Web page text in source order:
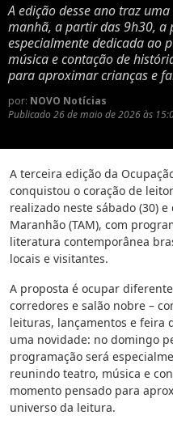
A edição desse ano traz
manhã, a partir das 9h30, a
especialmente dedicada ao
música e contação de
para aproximar crianças e
por: NOVO Notícias
Publicado 26 de maio de 2026 às
A terceira edição da
conquistou o coração de
realizado neste sábado (30)
Maranhão (TAM), com
literatura contemporânea
locais e visitantes.
A proposta é ocupar
corredores e salão nobre –
leituras, lançamentos e feira
uma novidade: no domingo
programação será
reunindo teatro, música e
momento pensado para
universo da leitura.